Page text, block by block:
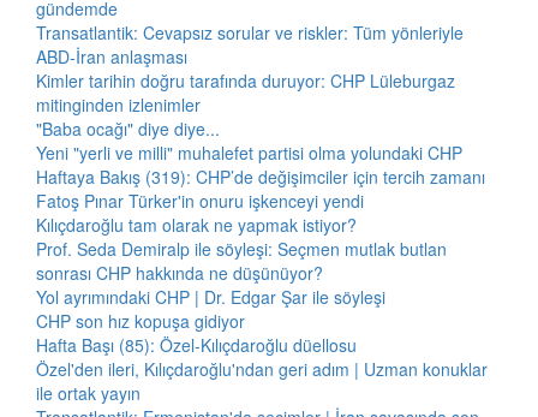
gündemde
Transatlantik: Cevapsız sorular ve riskler: Tüm yönleriyle
ABD-İran anlaşması
Kimler tarihin doğru tarafında duruyor: CHP Lüleburgaz
mitinginden izlenimler
"Baba ocağı" diye diye...
Yeni "yerli ve milli" muhalefet partisi olma yolundaki CHP
Haftaya Bakış (319): CHP’de değişimciler için tercih zamanı
Fatoş Pınar Türker'in onuru işkenceyi yendi
Kılıçdaroğlu tam olarak ne yapmak istiyor?
Prof. Seda Demiralp ile söyleşi: Seçmen mutlak butlan
sonrası CHP hakkında ne düşünüyor?
Yol ayrımındaki CHP | Dr. Edgar Şar ile söyleşi
CHP son hız kopuşa gidiyor
Hafta Başı (85): Özel-Kılıçdaroğlu düellosu
Özel'den ileri, Kılıçdaroğlu'ndan geri adım | Uzman konuklar
ile ortak yayın